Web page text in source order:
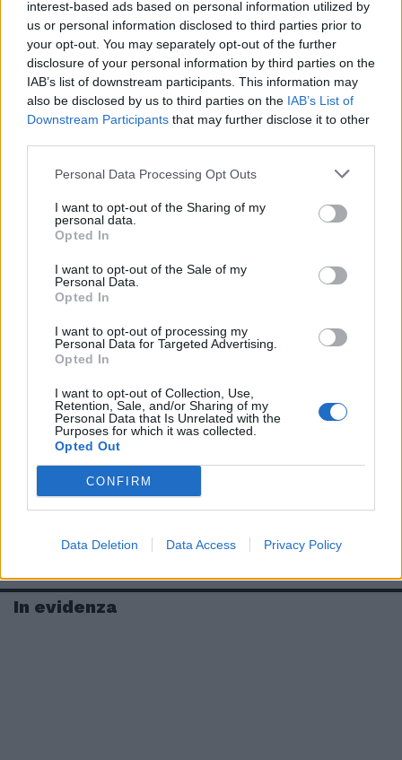
interest-based ads based on personal information utilized by
us or personal information disclosed to third parties prior to
your opt-out. You may separately opt-out of the further
disclosure of your personal information by third parties on the
IAB’s list of downstream participants. This information may
also be disclosed by us to third parties on the IAB’s List of
Downstream Participants that may further disclose it to other
Personal Data Processing Opt Outs
I want to opt-out of the Sharing of my
personal data.
Opted In
I want to opt-out of the Sale of my
Personal Data.
Opted In
I want to opt-out of processing my
Personal Data for Targeted Advertising.
Opted In
I want to opt-out of Collection, Use,
Retention, Sale, and/or Sharing of my
Personal Data that Is Unrelated with the
Purposes for which it was collected.
Opted Out
CONFIRM
Data Deletion Data Access Privacy Policy
In evidenza